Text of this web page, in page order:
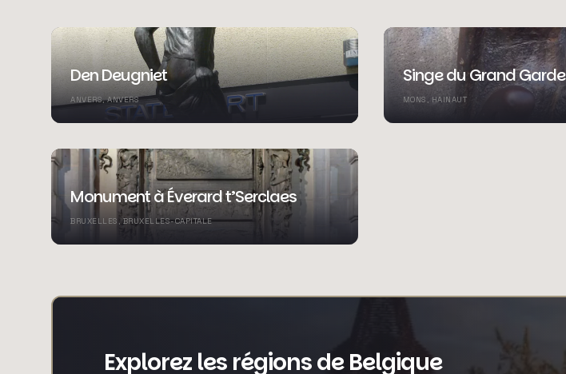
Den Deugniet
ANVERS, ANVERS
Singe du Grand Garde
MONS, HAINAUT
Monument à Éverard t’Serclaes
BRUXELLES, BRUXELLES-CAPITALE
Explorez les régions de Belgique